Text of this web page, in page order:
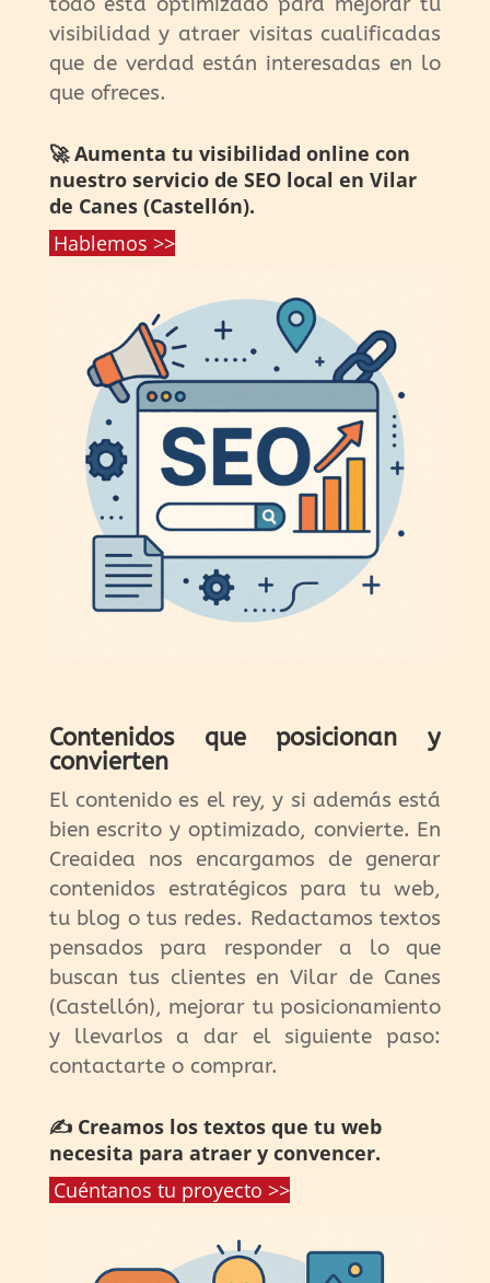
visibilidad y atraer visitas cualificadas
que de verdad están interesadas en lo
que ofreces.
🚀 Aumenta tu visibilidad online con
nuestro servicio de SEO local en Vilar
de Canes (Castellón).
Hablemos >>
Contenidos que posicionan y
convierten
El contenido es el rey, y si además está
bien escrito y optimizado, convierte. En
Creaidea nos encargamos de generar
contenidos estratégicos para tu web,
tu blog o tus redes. Redactamos textos
pensados para responder a lo que
buscan tus clientes en Vilar de Canes
(Castellón), mejorar tu posicionamiento
y llevarlos a dar el siguiente paso:
contactarte o comprar.
✍️ Creamos los textos que tu web
necesita para atraer y convencer.
Cuéntanos tu proyecto >>